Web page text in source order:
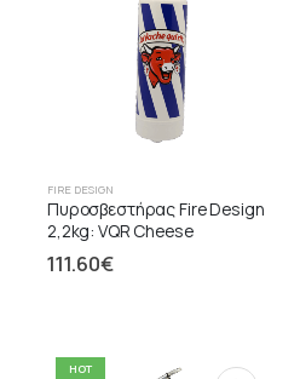
FIRE DESIGN
Πυροσβεστήρας Fire Design
2,2kg: VQR Cheese
111.60€
HOT